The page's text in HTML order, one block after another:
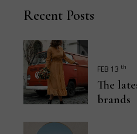
Recent Posts
FEB 13 th
The
brands